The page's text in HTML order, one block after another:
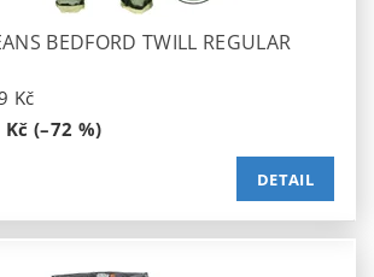
BEDFORD TWILL REGULAR
Kč
Kč (–72 %)
DETAIL